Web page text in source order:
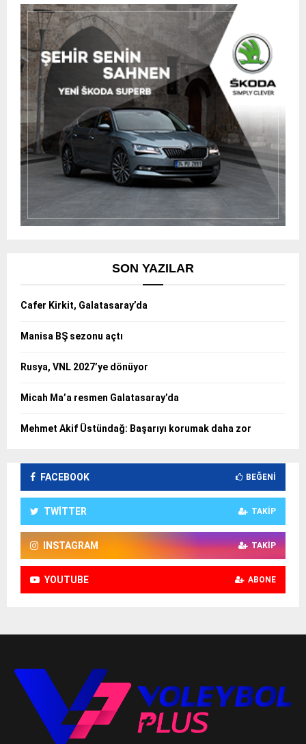
SON YAZILAR
Cafer Kirkit, Galatasaray’da
Manisa BŞ sezonu açtı
Rusya, VNL 2027’ye dönüyor
Micah Ma’a resmen Galatasaray’da
Mehmet Akif Üstündağ: Başarıyı korumak daha zor
FACEBOOK BEĞENI
TWITTER TAKIP
INSTAGRAM TAKIP
YOUTUBE ABONE